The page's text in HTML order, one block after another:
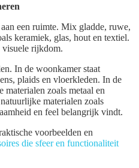
een ruimte. Mix gladde, ruwe,
keramiek, glas, hout en textiel.
rijkdom.
In de woonkamer staat
plaids en vloerkleden. In de
materialen zoals metaal en
materialen zoals
en feel belangrijk vindt.
voorbeelden en
die sfeer en functionaliteit